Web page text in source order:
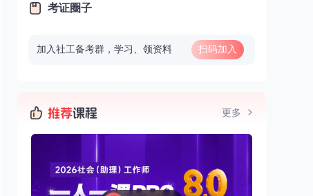
考证圈子
加入社工备考群，学习、领资料 扫码加入
更多